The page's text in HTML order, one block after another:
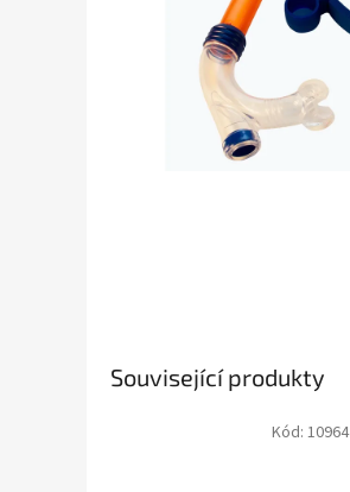
Související produkty
Kód: 10964